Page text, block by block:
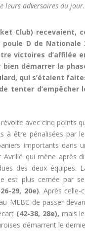
leurs adversaires du
Club) recevaient,
D de Nationale
victoires d’affilée
bien démarrer la
qui s’étaient
tenter d’empêcher
avec cinq points
à être pénalisées par
importants dans
qui mène après
des deux équipes.
est plus cernée par
29, 20e). Après celle-
MEBC de passer
(42-38, 28e), mais
démarrent le